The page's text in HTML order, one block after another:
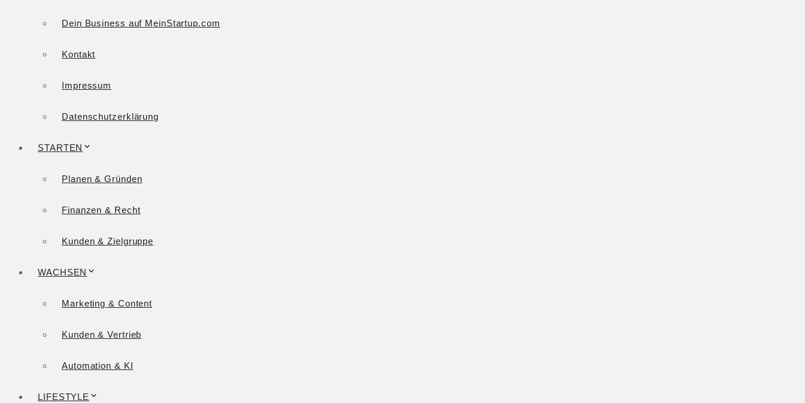
Dein Business auf MeinStartup.com
Kontakt
Impressum
Datenschutzerklärung
STARTEN
Planen & Gründen
Finanzen & Recht
Kunden & Zielgruppe
WACHSEN
Marketing & Content
Kunden & Vertrieb
Automation & KI
LIFESTYLE